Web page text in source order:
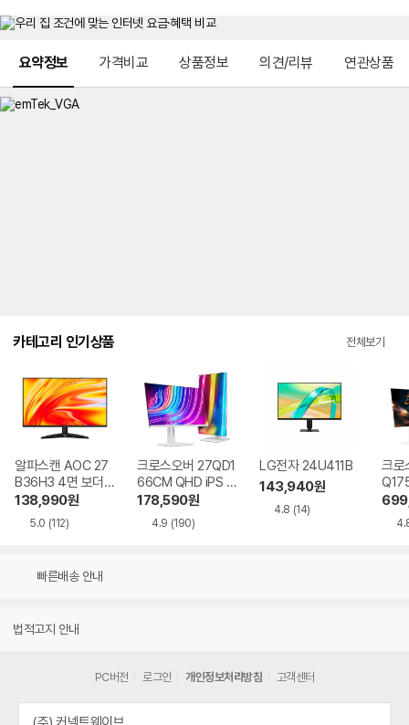
요약정보 가격비교 상품정보 의견/리뷰 연관상품
카테고리 인기상품 전체보기
알파스캔 AOC 27
B36H3 4면 보더리
스 IPS 120 시력보
호 무결점
138,990원
5.0 (112)
크로스오버 27QD1
66CM QHD iPS U
SB-C 화이트 Ai 멀
티스탠드
178,590원
4.9 (190)
LG전자 24U411B
143,940원
4.8 (14)
크로
Ai
빠른배송 안내
법적고지 안내
PC버전 로그인 개인정보처리방침 고객센터